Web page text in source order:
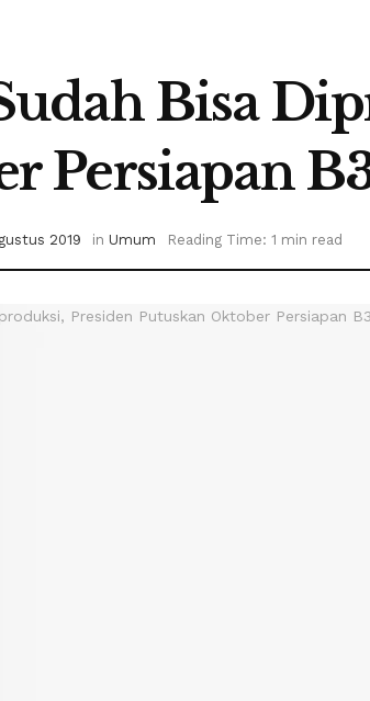
Bisa
Persiapan
2019 in Umum Reading Time: 1 min read